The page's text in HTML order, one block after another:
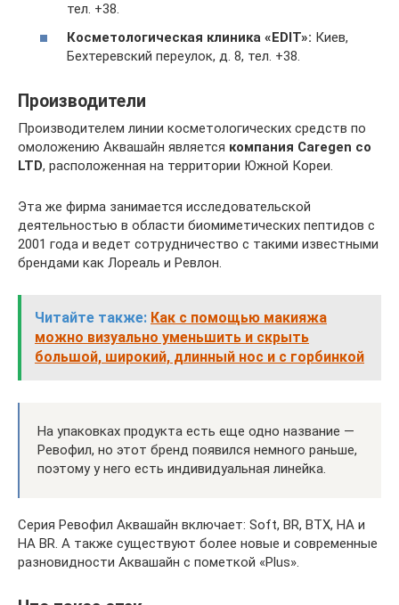
тел. +38.
Косметологическая клиника «EDIT»: Киев,
Бехтеревский переулок, д. 8, тел. +38.
Производители
Производителем линии косметологических средств по
омоложению Аквашайн является компания Caregen co
LTD, расположенная на территории Южной Кореи.
Эта же фирма занимается исследовательской
деятельностью в области биомиметических пептидов с
2001 года и ведет сотрудничество с такими известными
брендами как Лореаль и Ревлон.
Читайте также: Как с помощью макияжа
можно визуально уменьшить и скрыть
большой, широкий, длинный нос и с горбинкой
На упаковках продукта есть еще одно название —
Ревофил, но этот бренд появился немного раньше,
поэтому у него есть индивидуальная линейка.
Серия Ревофил Аквашайн включает: Soft, BR, BTX, HA и
HA BR. А также существуют более новые и современные
разновидности Аквашайн с пометкой «Plus».